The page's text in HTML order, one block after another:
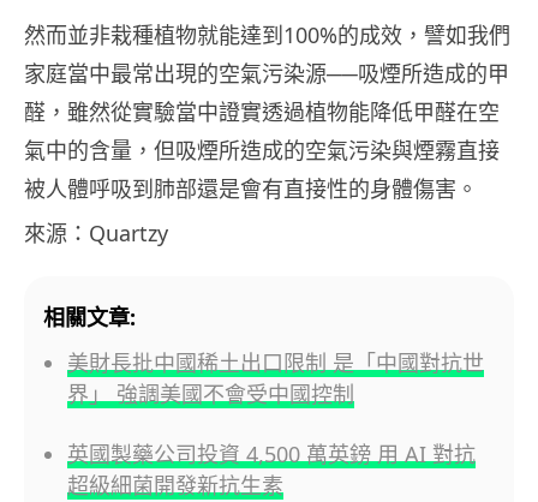
然而並非栽種植物就能達到100%的成效，譬如我們
家庭當中最常出現的空氣污染源──吸煙所造成的甲
醛，雖然從實驗當中證實透過植物能降低甲醛在空
氣中的含量，但吸煙所造成的空氣污染與煙霧直接
被人體呼吸到肺部還是會有直接性的身體傷害。
來源：Quartzy
相關文章:
美財長批中國稀土出口限制 是「中國對抗世
界」 強調美國不會受中國控制
英國製藥公司投資 4,500 萬英鎊 用 AI 對抗
超級細菌開發新抗生素